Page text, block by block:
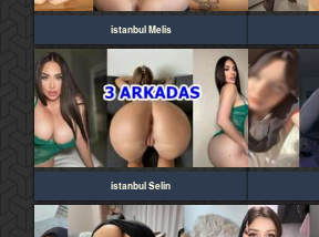
istanbul Melis
istanbul Selin